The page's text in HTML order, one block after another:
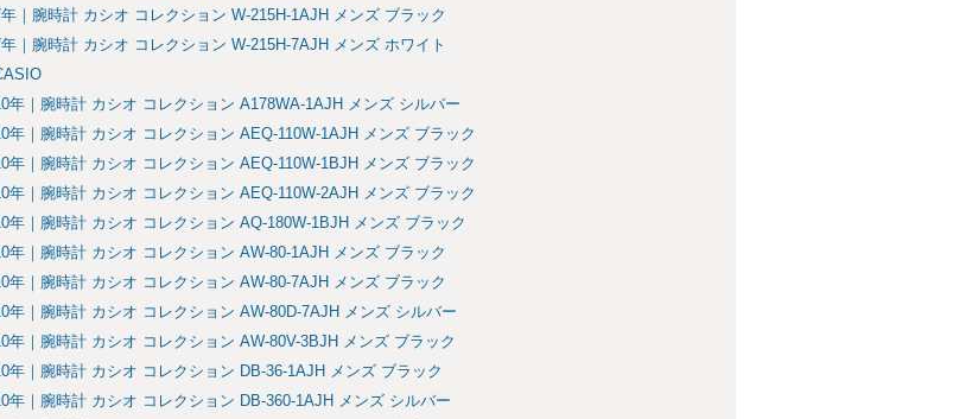
｜腕時計 カシオ コレクション W-215H-1AJH メンズ ブラック
｜腕時計 カシオ コレクション W-215H-7AJH メンズ ホワイト
年｜腕時計 カシオ コレクション A178WA-1AJH メンズ シルバー
年｜腕時計 カシオ コレクション AEQ-110W-1AJH メンズ ブラック
年｜腕時計 カシオ コレクション AEQ-110W-1BJH メンズ ブラック
年｜腕時計 カシオ コレクション AEQ-110W-2AJH メンズ ブラック
年｜腕時計 カシオ コレクション AQ-180W-1BJH メンズ ブラック
年｜腕時計 カシオ コレクション AW-80-1AJH メンズ ブラック
年｜腕時計 カシオ コレクション AW-80-7AJH メンズ ブラック
年｜腕時計 カシオ コレクション AW-80D-7AJH メンズ シルバー
年｜腕時計 カシオ コレクション AW-80V-3BJH メンズ ブラック
年｜腕時計 カシオ コレクション DB-36-1AJH メンズ ブラック
年｜腕時計 カシオ コレクション DB-360-1AJH メンズ シルバー